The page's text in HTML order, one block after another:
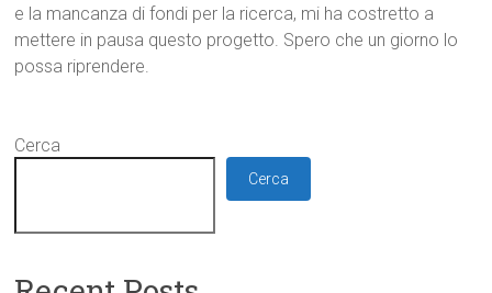
e la mancanza di fondi per la ricerca, mi ha costretto a
mettere in pausa questo progetto. Spero che un giorno lo
possa riprendere.
Cerca
Cerca